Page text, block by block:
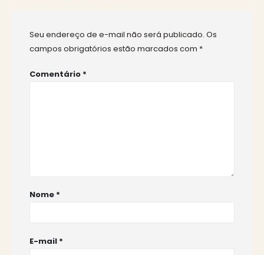
Seu endereço de e-mail não será publicado. Os
campos obrigatórios estão marcados com *
Comentário *
Nome *
E-mail *